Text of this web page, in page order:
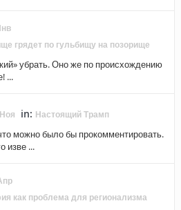
грядет по гульбищу на позорище
убрать. Оно же по происхождению
...
in: Настоящий Трамп
можно было бы прокомментировать.
изве ...
как проблема для регионализма